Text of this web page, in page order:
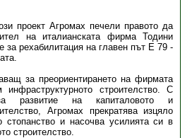
проект Агромах печели правото да
на италианската фирма Тодини
за рехабилитация на главен път Е 79 -
за преориентирането на фирмата
строителство. С
развитие на капиталовото и
Агромах прекратява изцяло
стопанство и насочва усилията си в
строителство.